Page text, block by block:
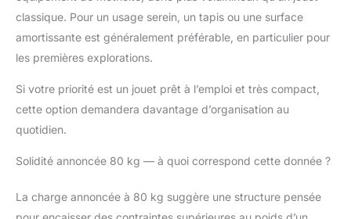
classique. Pour un usage serein, un tapis ou une surface
amortissante est généralement préférable, en particulier pour
les premières explorations.
Si votre priorité est un jouet prêt à l’emploi et très compact,
cette option demandera davantage d’organisation au
quotidien.
Solidité annoncée 80 kg — à quoi correspond cette donnée ?
La charge annoncée à 80 kg suggère une structure pensée